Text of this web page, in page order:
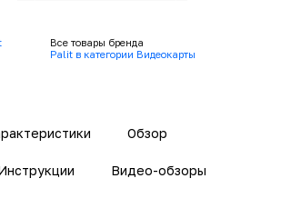
Все товары бренда
Palit в категории Видеокарты
Обзор
Видео-обзоры